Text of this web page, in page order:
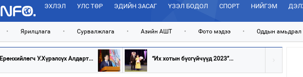
ЭХЛЭЛ УЛС ТӨР ЭДИЙН ЗАСАГ ҮЗЭЛ БОДОЛ СПОРТ НИЙГЭМ
• Ярилцлага • Сурвалжлага • Азийн АШТ • Фото мэдээ • Оддын амьдрал
Ерөнхийлөгч У.Хүрэлсүх Алдарт... “Их хотын бүсгүйчүүд 2023”...